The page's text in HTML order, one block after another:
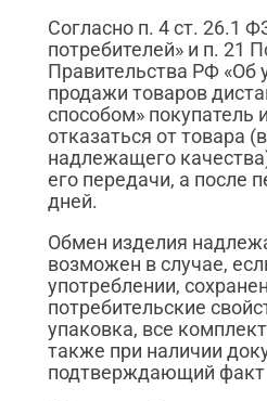
Согласно п. 4 ст. 26.1
потребителей» и п. 21
Правительства РФ «Об
продажи товаров
способом» покупатель
отказаться от товара
надлежащего
его передачи, а после
дней.
Обмен изделия
возможен в случае,
употреблении,
потребительские
упаковка, все
также при наличии
подтверждающий факт